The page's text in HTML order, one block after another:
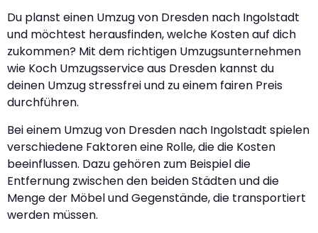
Du planst einen Umzug von Dresden nach Ingolstadt
und möchtest herausfinden, welche Kosten auf dich
zukommen? Mit dem richtigen Umzugsunternehmen
wie Koch Umzugsservice aus Dresden kannst du
deinen Umzug stressfrei und zu einem fairen Preis
durchführen.
Bei einem Umzug von Dresden nach Ingolstadt spielen
verschiedene Faktoren eine Rolle, die die Kosten
beeinflussen. Dazu gehören zum Beispiel die
Entfernung zwischen den beiden Städten und die
Menge der Möbel und Gegenstände, die transportiert
werden müssen.